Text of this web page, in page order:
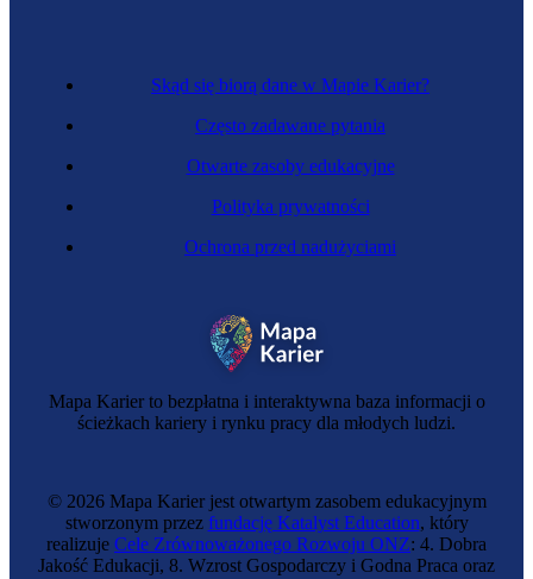
Mapa Karier to bezpłatna i interaktywna baza informacji o
ścieżkach kariery i rynku pracy dla młodych ludzi.
Skąd się biorą dane w Mapie Karier?
Często zadawane pytania
Otwarte zasoby edukacyjne
Polityka prywatności
Ochrona przed nadużyciami
© 2026 Mapa Karier jest otwartym zasobem edukacyjnym
stworzonym przez fundację Katalyst Education, który
realizuje Cele Zrównoważonego Rozwoju ONZ: 4. Dobra
Jakość Edukacji, 8. Wzrost Gospodarczy i Godna Praca oraz